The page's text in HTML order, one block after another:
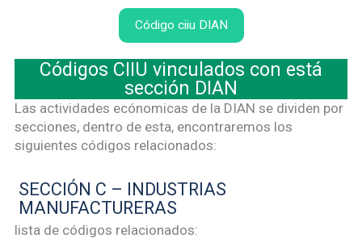
Código ciiu DIAN
Códigos CIIU vinculados con está
sección DIAN
Las actividades ecónomicas de la DIAN se dividen por
secciones, dentro de esta, encontraremos los
siguientes códigos relacionados:
SECCIÓN C – INDUSTRIAS
MANUFACTURERAS
lista de códigos relacionados: